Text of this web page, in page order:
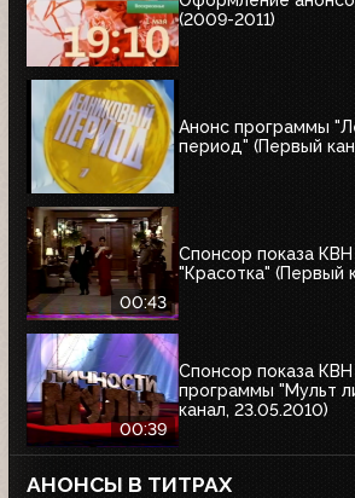
(2009-2011)
Анонс программы
период" (Первый
00:43
Спонсор показа
"Красотка" (Первый
00:39
Спонсор показа
программы "Мульт
канал, 23.05.2010)
АНОНСЫ В ТИТРАХ